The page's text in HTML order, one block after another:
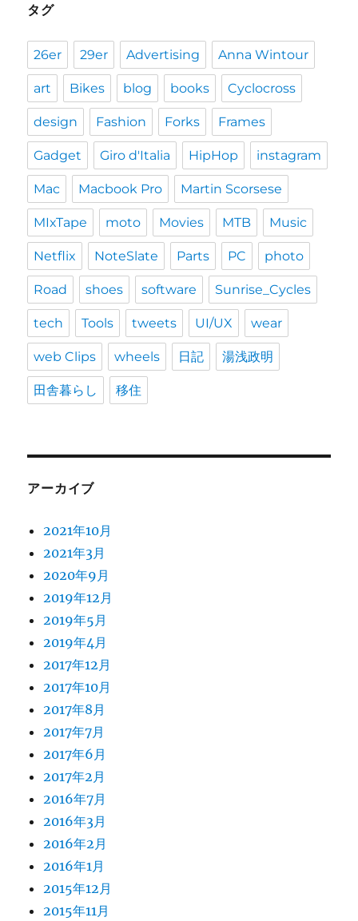
タグ
26er 29er Advertising Anna Wintour
art Bikes blog books Cyclocross
design Fashion Forks Frames
Gadget Giro d'Italia HipHop instagram
Mac Macbook Pro Martin Scorsese
MIxTape moto Movies MTB Music
Netflix NoteSlate Parts PC photo
Road shoes software Sunrise_Cycles
tech Tools tweets UI/UX wear
web Clips wheels 日記 湯浅政明
田舎暮らし 移住
アーカイブ
2021年10月
2021年3月
2020年9月
2019年12月
2019年5月
2019年4月
2017年12月
2017年10月
2017年8月
2017年7月
2017年6月
2017年2月
2016年7月
2016年3月
2016年2月
2016年1月
2015年12月
2015年11月